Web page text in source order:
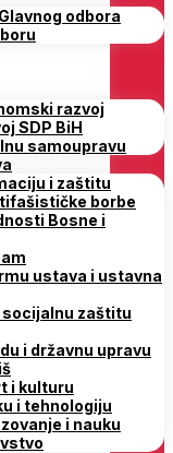
odbora
razvoj
SDP BiH
samoupravu
i zaštitu
borbe
Bosne i
ustava i ustavna
socijalnu zaštitu
i državnu upravu
i kulturu
i tehnologiju
i nauku